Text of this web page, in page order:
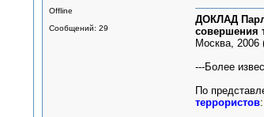
Offline
Сообщений: 29
ДОКЛАД
совершения
Москва, 2006
---Более
По
террористов: